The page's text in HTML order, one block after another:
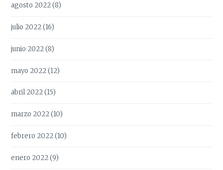
agosto 2022(8)
julio 2022(16)
junio 2022(8)
mayo 2022(12)
abril 2022(15)
marzo 2022(10)
febrero 2022(10)
enero 2022(9)